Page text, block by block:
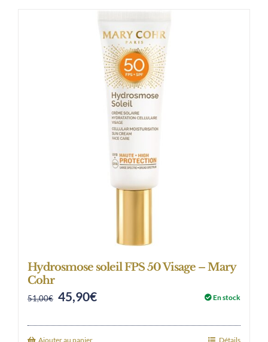
Hydrosmose soleil FPS 50 Visage – Mary
Cohr
51,00€ Original
45,90€Current
En stock
Ajouter au panier Détails